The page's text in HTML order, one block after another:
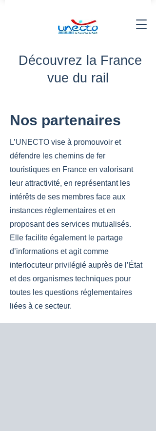
Découvrez la France
vue du rail
Nos partenaires
L’UNECTO vise à promouvoir et
défendre les chemins de fer
touristiques en France en valorisant
leur attractivité, en représentant les
intérêts de ses membres face aux
instances réglementaires et en
proposant des services mutualisés.
Elle facilite également le partage
d’informations et agit comme
interlocuteur privilégié auprès de l’État
et des organismes techniques pour
toutes les questions réglementaires
liées à ce secteur.